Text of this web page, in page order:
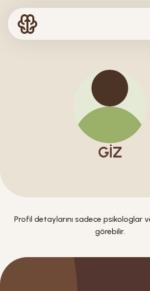
GIZ
Profil detaylarını sadece psikologlar
görebilir.